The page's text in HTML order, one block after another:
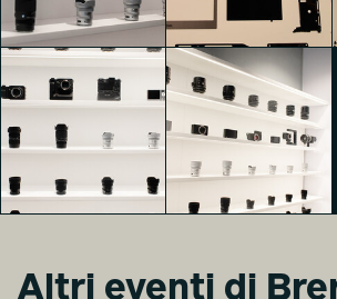
Sartori
Sartori
SIGMA AIZU
GIAPPONE – Il
Mondo delle
Fotocamere e
Leonardo Rozzi
SIGMA AIZU
GIAPPONE – Il
Mondo delle
Fotocamere e
degli Obiettivi
Chiara
GIAPPONE – Il
Mondo delle
GIAPPONE – Il
Mondo delle
Altri eventi di